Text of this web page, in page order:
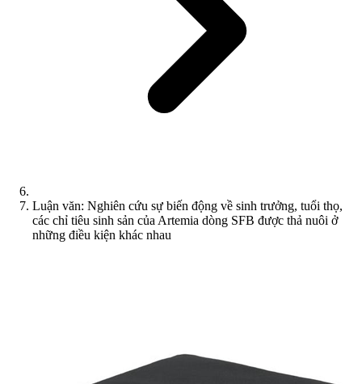
Luận văn: Nghiên cứu sự biến động về sinh trưởng, tuổi thọ,
các chỉ tiêu sinh sản của Artemia dòng SFB được thả nuôi ở
những điều kiện khác nhau